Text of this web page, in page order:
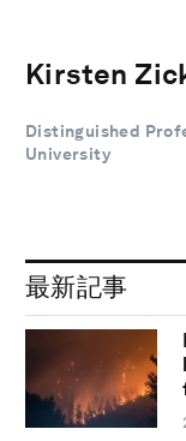
Kirsten
Distinguished
University
最新記事